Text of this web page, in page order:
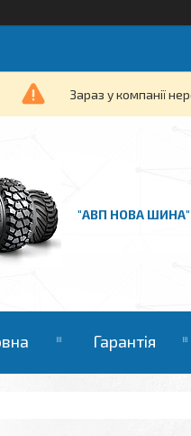
Зараз у компанії
"АВП НОВА
Гарантія